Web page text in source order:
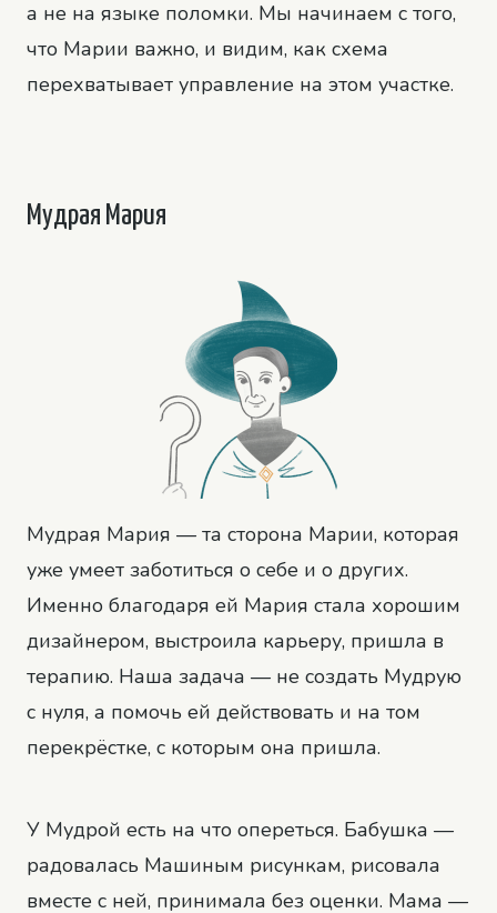
а не на языке поломки. Мы начинаем с того,
что Марии важно, и видим, как схема
перехватывает управление на этом участке.
Мудрая Мария
Мудрая Мария — та сторона Марии, которая
уже умеет заботиться о себе и о других.
Именно благодаря ей Мария стала хорошим
дизайнером, выстроила карьеру, пришла в
терапию. Наша задача — не создать Мудрую
с нуля, а помочь ей действовать и на том
перекрёстке, с которым она пришла.
У Мудрой есть на что опереться. Бабушка —
радовалась Машиным рисункам, рисовала
вместе с ней, принимала без оценки. Мама —